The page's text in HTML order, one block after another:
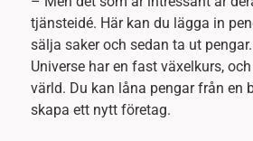
tjänsteidé. Här kan du lägga in
sälja saker och sedan ta ut
Universe har en fast växelkurs,
värld. Du kan låna pengar från en
skapa ett nytt företag.